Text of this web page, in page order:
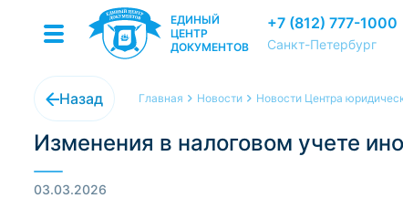
ЕДИНЫЙ
ЦЕНТР
ДОКУМЕНТОВ
+7 (812) 777-1000
Санкт-Петербург
Назад Главная Новости Новости Центра
Изменения в налоговом учете
03.03.2026